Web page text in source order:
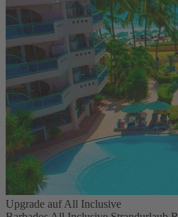
Upgrade auf All Inclusive